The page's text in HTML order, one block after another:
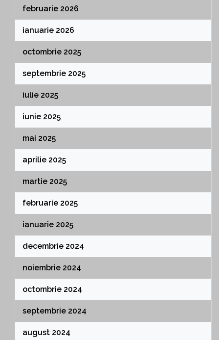
februarie 2026
ianuarie 2026
octombrie 2025
septembrie 2025
iulie 2025
iunie 2025
mai 2025
aprilie 2025
martie 2025
februarie 2025
ianuarie 2025
decembrie 2024
noiembrie 2024
octombrie 2024
septembrie 2024
august 2024